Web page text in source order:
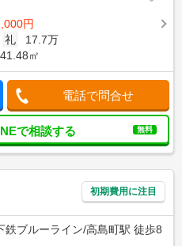
円
礼
17.7万
41.48㎡
電話で問合せ
で相談する 無料
初期費用に注目
鉄ブルーライン/高島町駅 徒歩8